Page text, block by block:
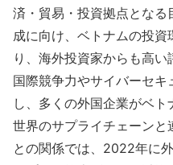
済・貿易・投資拠点とな
成に向け、ベトナムの投
り、海外投資家からも高い
国際競争力やサイバーセ
し、多くの外国企業がベト
世界のサプライチェーン
との関係では、2022年に